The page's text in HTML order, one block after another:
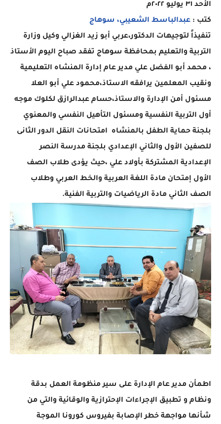
الأحد ٣١ يوليو ٢٠٢٢م
كتب : عبدالباسط الشعيبي، سوهاج
تنفيذاً لتوجيهات الدكتور،عربي أبو زيد الغزالي وكيل وزارة
التربية والتعليم بمحافظة سوهاج تفقد صباح اليوم الأستاذ
، محمد أبو الفضل علي مدير عام إدارة المنشاه التعليمية
ونقيب المعلمين يرافقه الاستاذ،محمود علي أبو العلا
مسئول أمن الإدارة والاستاذ،حسام عبدالرازق لكلوك موجه
أول التربية النفسية ومسئول التأهيل النفسي والمعنوي
بلجنة حماية الطفل بالمنشاه امتحانات النقل الدور الثانى
للصفين الأول والثاني الإعدادي بلجنة مدرسة النصر
الإعدادية المشتركة بأولاد علي ،حيث يؤدى طلاب الصف
الأول إمتحان مادة اللغة العربية والخط العربي وطلاب
الصف الثاني مادة الرياضيات والتربية الفنية.
اطمأن مدير عام الإدارة على سير منظومة العمل بدقة
ونظام و تطبيق الإجراءات الإحترازية والوقائية والتي من
شأنها مواجهة خطر الإصابة بفيروس كورونا الموجة